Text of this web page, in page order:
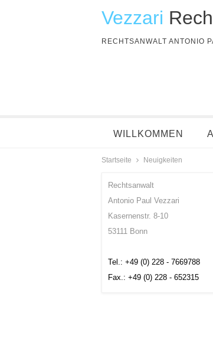
Vezzari
RECHTSANWALT ANTONIO
WILLKOMMEN
Startseite Neuigkeiten
Rechtsanwalt
Antonio Paul Vezzari
Kasernenstr. 8-10
53111 Bonn
Tel.: +49 (0) 228 - 7669788
Fax.: +49 (0) 228 - 652315